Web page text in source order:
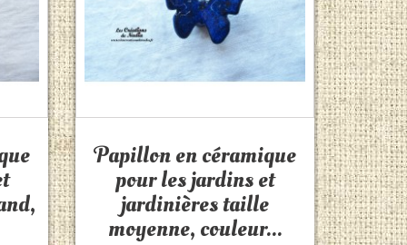
Papillon en céramique
pour les jardins et
jardinières taille
moyenne, couleur...